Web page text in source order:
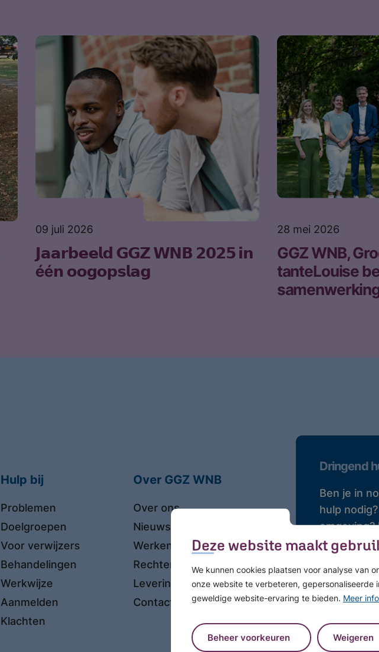
Deze website maakt
We kunnen cookies plaatsen voor analyse van
onze website te verbeteren, gepersonaliseerde
geweldige website-ervaring te bieden. Meer
Beheer voorkeuren Weigeren
09 juli 2026
𝗝𝗮𝗮𝗿𝗯𝗲𝗲𝗹𝗱 𝗚𝗚𝗭 𝗪𝗡𝗕 𝟮𝟬𝟮𝟱 𝗶𝗻
éé𝗻 𝗼𝗼𝗴𝗼𝗽𝘀𝗹𝗮𝗴
28 mei 2026
GGZ WNB,
tanteLouise
Hulp bij
Problemen
Doelgroepen
Voor verwijzers
Behandelingen
Werkwijze
Aanmelden
Klachten
Over GGZ WNB
Over ons
Nieuws
Werken en leren
Rechten & Privacy
Leveringsvoorwaarden
Contact
Dringend
Ben je in
hulp
omgeving?
of de
waar 24